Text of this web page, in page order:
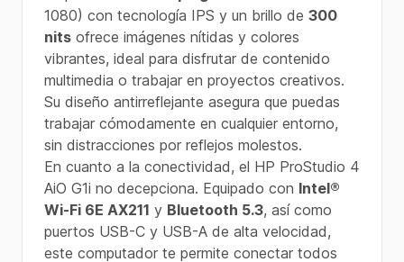
1080) con tecnología IPS y un brillo de 300
nits ofrece imágenes nítidas y colores
vibrantes, ideal para disfrutar de contenido
multimedia o trabajar en proyectos creativos.
Su diseño antirreflejante asegura que puedas
trabajar cómodamente en cualquier entorno,
sin distracciones por reflejos molestos.
En cuanto a la conectividad, el HP ProStudio 4
AiO G1i no decepciona. Equipado con Intel®
Wi-Fi 6E AX211 y Bluetooth 5.3, así como
puertos USB-C y USB-A de alta velocidad,
este computador te permite conectar todos